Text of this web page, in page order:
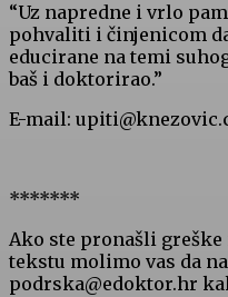
“Uz napredne i vrlo
pohvaliti i činjenicom
educirane na temi
baš i doktorirao.”
E-mail:
*******
Ako ste pronašli
tekstu molimo vas da
podrska@edoktor.hr